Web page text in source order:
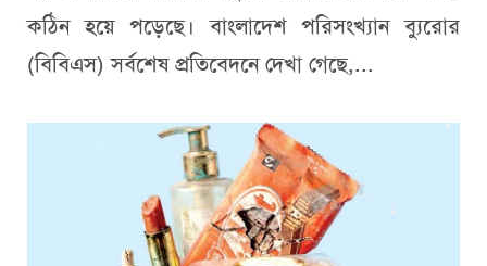
কঠিন হয়ে পড়েছে। বাংলাদেশ পরিসংখ্যান ব্যুরোর
(বিবিএস) সর্বশেষ প্রতিবেদনে দেখা গেছে,...